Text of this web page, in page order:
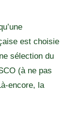
est choisie
sélection du
(à ne pas
encore, la